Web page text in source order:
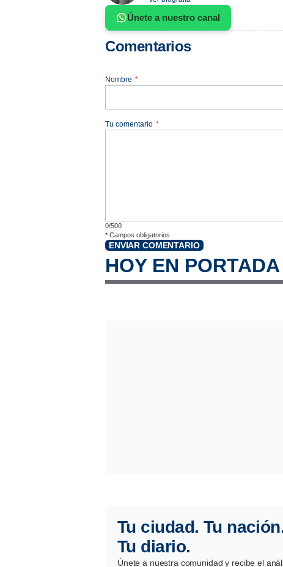
Únete a nuestro canal
Comentarios
Nombre *
Tu comentario *
0/500
* Campos obligatorios
ENVIAR COMENTARIO
HOY EN PORTADA
Tu ciudad. Tu
Tu diario.
Únete a nuestra comunidad y recibe el